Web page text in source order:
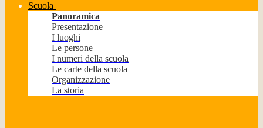
Scuola
Panoramica
Presentazione
I luoghi
Le persone
I numeri della scuola
Le carte della scuola
Organizzazione
La storia